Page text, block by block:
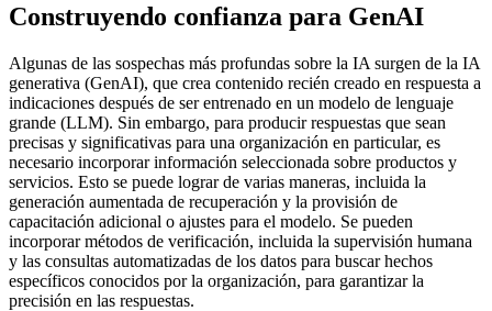
Construyendo confianza para GenAI
Algunas de las sospechas más profundas sobre la IA surgen de la IA
generativa (GenAI), que crea contenido recién creado en respuesta a
indicaciones después de ser entrenado en un modelo de lenguaje
grande (LLM). Sin embargo, para producir respuestas que sean
precisas y significativas para una organización en particular, es
necesario incorporar información seleccionada sobre productos y
servicios. Esto se puede lograr de varias maneras, incluida la
generación aumentada de recuperación y la provisión de
capacitación adicional o ajustes para el modelo. Se pueden
incorporar métodos de verificación, incluida la supervisión humana
y las consultas automatizadas de los datos para buscar hechos
específicos conocidos por la organización, para garantizar la
precisión en las respuestas.